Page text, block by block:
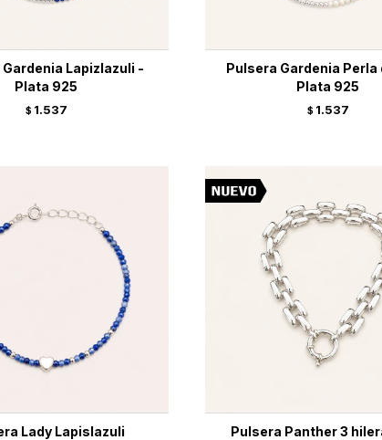
Lapizlazuli -
Plata 925
$ 1.537
Pulsera Gardenia Perla
Plata 925
$ 1.537
Lady Lapislazuli
Pulsera Panther 3